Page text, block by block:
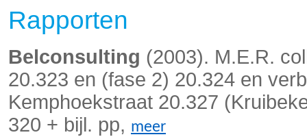
Rapporten
Belconsulting (2003). M.E.R.
20.323 en (fase 2) 20.324 en
Kemphoekstraat 20.327
320 + bijl. pp, meer